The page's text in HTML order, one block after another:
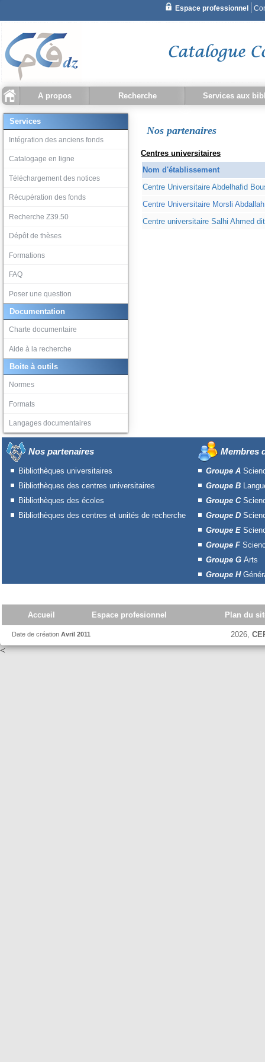
A propos
Qu'est ce que CCDZ ?
Statistiques
Recherche
Recherche document
Recherche avancée
Recherche bibliothèque
Historique recherche
Services aux
Services
Intégration des anciens fonds
Catalogage en ligne
Téléchargement des notices
Récupération des fonds
Recherche Z39.50
Dépôt de thèses
Formations
FAQ
Poser une question
Documentation
Charte documentaire
Aide à la recherche
Boite à outils
Normes
Formats
Langages documentaires
Nos partenaires
Centres universitaires
Nom d'établissement
Centre Universitaire Abdelhafid
Centre Universitaire Morsli
Centre universitaire Salhi Ahmed
Nos partenaires
Bibliothèques universitaires
Bibliothèques des centres universitaires
Bibliothèques des écoles
Bibliothèques des centres et unités de recherche
Membres
Groupe A
Groupe B
Groupe C
Groupe D
Groupe E
Groupe F
Groupe G Arts
Groupe H
Accueil Espace profesionnel Plan du
Date de création Avril 2011 2026,
<